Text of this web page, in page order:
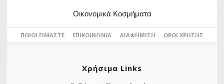
Οικονομικά Κοσμήματα
ΠΟΙΟΙ ΕΊΜΑΣΤΕ ΕΠΙΚΟΙΝΩΝΊΑ ΔΙΑΦΉΜΙΣΗ ΌΡΟΙ ΧΡΉΣΗΣ
Χρήσιμα Links